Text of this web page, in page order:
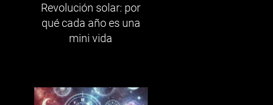
Revolución solar: por
qué cada año es una
mini vida